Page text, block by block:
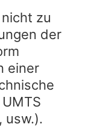
zu
der
einer
usw.).